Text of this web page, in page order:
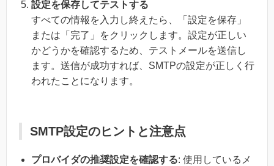
設定を保存してテストする
すべての情報を入力し終えたら、「設定を保存」
または「完了」をクリックします。設定が正しい
かどうかを確認するため、テストメールを送信し
ます。送信が成功すれば、SMTPの設定が正しく行
われたことになります。
SMTP設定のヒントと注意点
プロバイダの推奨設定を確認する: 使用しているメ